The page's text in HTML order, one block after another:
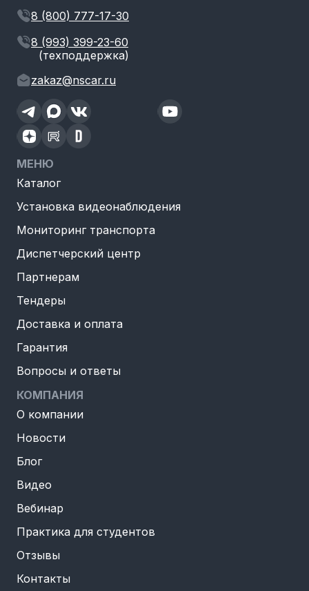
8 (800) 777-17-30
8 (993) 399-23-60
(техподдержка)
zakaz@nscar.ru
МЕНЮ
Каталог
Установка видеонаблюдения
Мониторинг транспорта
Диспетчерский центр
Партнерам
Тендеры
Доставка и оплата
Гарантия
Вопросы и ответы
КОМПАНИЯ
О компании
Новости
Блог
Видео
Вебинар
Практика для студентов
Отзывы
Контакты